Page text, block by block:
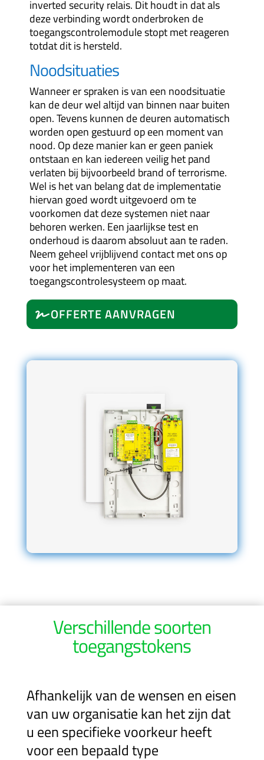
inverted security relais. Dit houdt in dat als
deze verbinding wordt onderbroken de
toegangscontrolemodule stopt met reageren
totdat dit is hersteld.
Noodsituaties
Wanneer er spraken is van een noodsituatie
kan de deur wel altijd van binnen naar buiten
open. Tevens kunnen de deuren automatisch
worden open gestuurd op een moment van
nood. Op deze manier kan er geen paniek
ontstaan en kan iedereen veilig het pand
verlaten bij bijvoorbeeld brand of terrorisme.
Wel is het van belang dat de implementatie
hiervan goed wordt uitgevoerd om te
voorkomen dat deze systemen niet naar
behoren werken. Een jaarlijkse test en
onderhoud is daarom absoluut aan te raden.
Neem geheel vrijblijvend contact met ons op
voor het implementeren van een
toegangscontrolesysteem op maat.
OFFERTE AANVRAGEN
Verschillende soorten
toegangstokens
Afhankelijk van de wensen en eisen
van uw organisatie kan het zijn dat
u een specifieke voorkeur heeft
voor een bepaald type